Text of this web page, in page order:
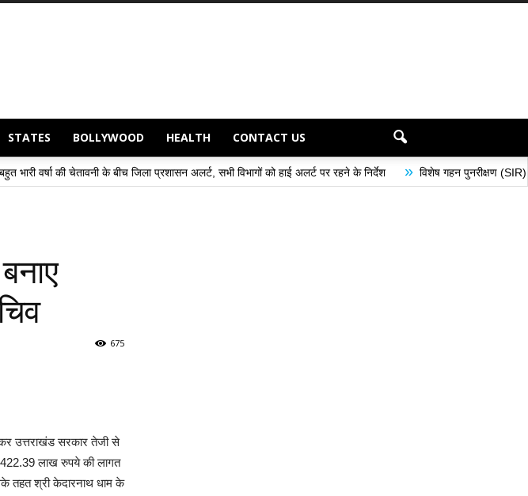
STATES BOLLYWOOD HEALTH CONTACT US
के बीच जिला प्रशासन अलर्ट, सभी विभागों को हाई अलर्ट पर रहने के निर्देश » विशेष गहन पुनरीक्षण (SIR) अभियान के अंतर्गत
675
उत्तराखंड सरकार तेजी से
422.39 लाख रुपये की लागत
तहत श्री केदारनाथ धाम के